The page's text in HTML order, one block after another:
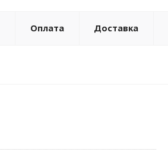
Оплата Доставка